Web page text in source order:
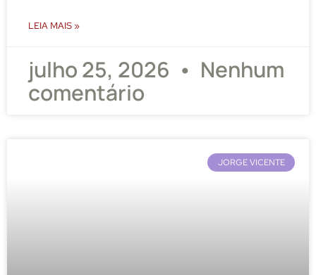
LEIA MAIS »
julho 25, 2026
Nenhum
comentário
JORGE VICENTE